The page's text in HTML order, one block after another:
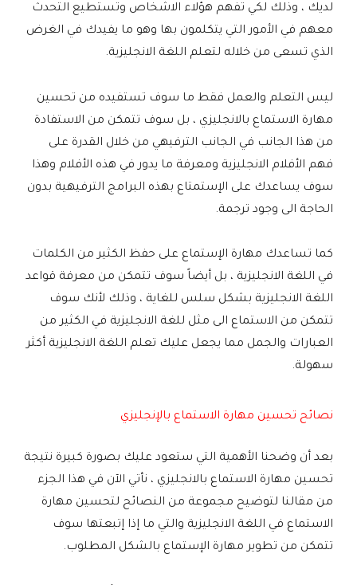
لديك ، وذلك لكي تفهم هؤلاء الاشخاص وتستطيع التحدث
معهم في الأمور التي يتكلمون بها وهو ما يفيدك في الغرض
الذي تسعى من خلاله لتعلم اللغة الانجليزية.
ليس التعلم والعمل فقط ما سوف تستفيده من تحسين
مهارة الاستماع بالانجليزي ، بل سوف تتمكن من الاستفادة
من هذا الجانب في الجانب الترفيهي من خلال القدرة على
فهم الأفلام الانجليزية ومعرفة ما يدور في هذه الأفلام وهذا
سوف يساعدك على الإستمتاع بهذه البرامج الترفيهية بدون
الحاجة الى وجود ترجمة.
كما تساعدك مهارة الإستماع على حفظ الكثير من الكلمات
في اللغة الانجليزية ، بل أيضاً سوف تتمكن من معرفة قواعد
اللغة الانجليزية بشكل سلس للغاية ، وذلك لأنك سوف
تتمكن من الاستماع الى مثل للغة الانجليزية في الكثير من
العبارات والجمل مما يجعل عليك تعلم اللغة الانجليزية أكثر
سهولة.
نصائح تحسين مهارة الاستماع بالإنجليزي
بعد أن وضحنا الأهمية التي ستعود عليك بصورة كبيرة نتيجة
تحسين مهارة الاستماع بالانجليزي ، نأتي الآن في هذا الجزء
من مقالنا لتوضيح مجموعة من النصائح لتحسين مهارة
الاستماع في اللغة الانجليزية والتي ما إذا إتبعتها سوف
تتمكن من تطوير مهارة الإستماع بالشكل المطلوب.